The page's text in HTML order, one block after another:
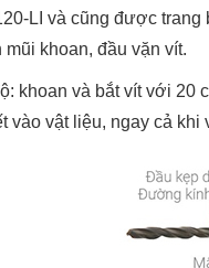
LI và cũng được
mũi khoan, đầu vặn vít.
khoan và bắt vít với
vào vật liệu, ngay cả